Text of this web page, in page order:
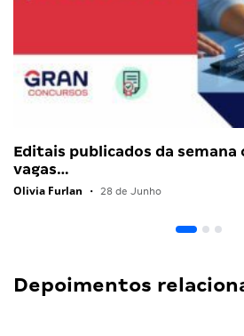
Editais publicados da
vagas…
Olivia Furlan • 28 de Junho
Depoimentos